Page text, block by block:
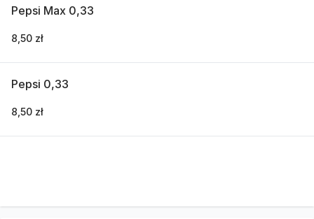
Pepsi Max 0,33
8,50 zł
Pepsi 0,33
8,50 zł